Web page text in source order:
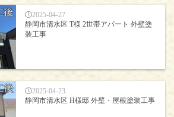
2025-04-27
静岡市清水区 T様 2世帯アパート 外壁塗
装工事
2025-04-23
静岡市清水区 H様邸 外壁・屋根塗装工事